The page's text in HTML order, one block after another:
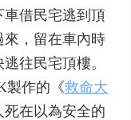
借民宅逃到頂
，留在車內時
往民宅頂樓。
製作的《救命大
在以為安全的